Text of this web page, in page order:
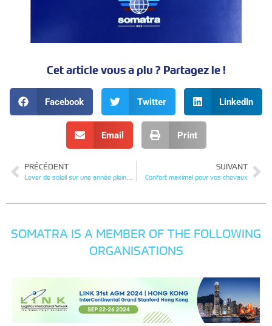
Cet article vous a plu ? Partagez le !
Facebook Twitter LinkedIn
Email Print
PRÉCÉDENT
Lever de soleil sur une année pleine de challenges
SUIVANT
Confort maximal pour vos chevaux
SOMATRA IS A MEMBER OF THE FOLLOWING
ORGANISATIONS